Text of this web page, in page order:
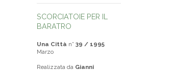
SCORCIATOIE PER IL
BARATRO
Una Città n° 39 / 1995
Marzo
Realizzata da Gianni